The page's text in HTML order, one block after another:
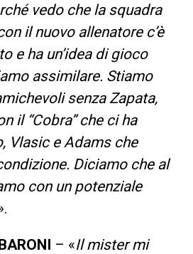
vedo che la squadra
il nuovo allenatore c’è
e ha un’idea di gioco
assimilare. Stiamo
senza Zapata,
il “Cobra” che ci ha
Vlasic e Adams che
Diciamo che al
con un potenziale
– «Il mister mi